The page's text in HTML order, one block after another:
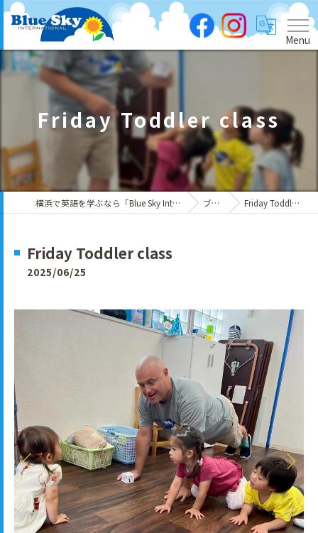
Menu
Friday Toddler class
横浜で英語を学ぶなら「Blue Sky International」 ブログ Friday Toddler class
Friday Toddler class
2025/06/25